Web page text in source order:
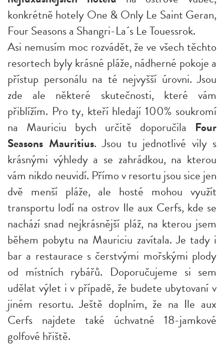
konkrétně hotely One & Only Le Saint Geran,
Four Seasons a Shangri-La´s Le Touessrok.
Asi nemusím moc rozvádět, že ve všech těchto
resortech byly krásné pláže, nádherné pokoje a
přístup personálu na té nejvyšší úrovni. Jsou
zde ale některé skutečnosti, které vám
přiblížím. Pro ty, kteří hledají 100% soukromí
na Mauriciu bych určitě doporučila Four
Seasons Mauritius. Jsou tu jednotlivé vily s
krásnými výhledy a se zahrádkou, na kterou
vám nikdo neuvidí. Přímo v resortu jsou sice jen
dvě menší pláže, ale hosté mohou využít
transportu lodí na ostrov Ile aux Cerfs, kde se
nachází snad nejkrásnější pláž, na kterou jsem
během pobytu na Mauriciu zavítala. Je tady i
bar a restaurace s čerstvými mořskými plody
od místních rybářů. Doporučujeme si sem
udělat výlet i v případě, že budete ubytovaní v
jiném resortu. Ještě doplním, že na Ile aux
Cerfs najdete také úchvatné 18-jamkové
golfové hřiště.